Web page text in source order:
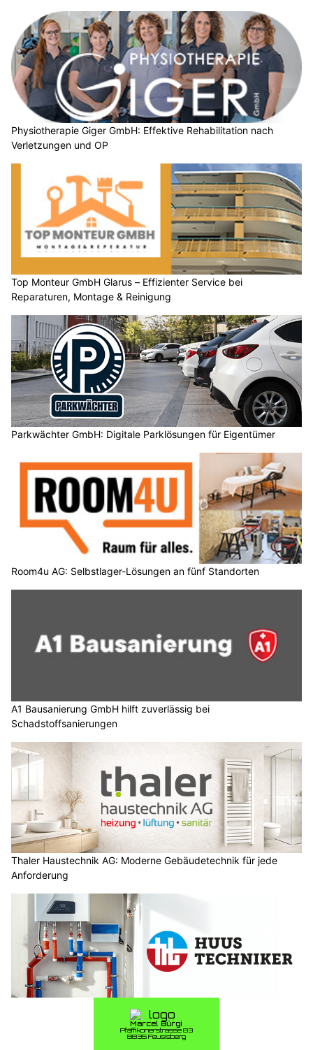
Physiotherapie Giger GmbH: Effektive Rehabilitation nach
Verletzungen und OP
Top Monteur GmbH Glarus – Effizienter Service bei
Reparaturen, Montage & Reinigung
Parkwächter GmbH: Digitale Parklösungen für Eigentümer
Room4u AG: Selbstlager-Lösungen an fünf Standorten
A1 Bausanierung GmbH hilft zuverlässig bei
Schadstoffsanierungen
Thaler Haustechnik AG: Moderne Gebäudetechnik für jede
Anforderung
Huustechniker GmbH: Heizung- und Sanitärinstallation in der